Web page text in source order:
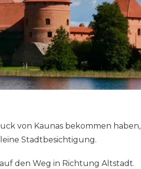
von Kaunas bekommen haben,
Stadtbesichtigung.
den Weg in Richtung Altstadt.